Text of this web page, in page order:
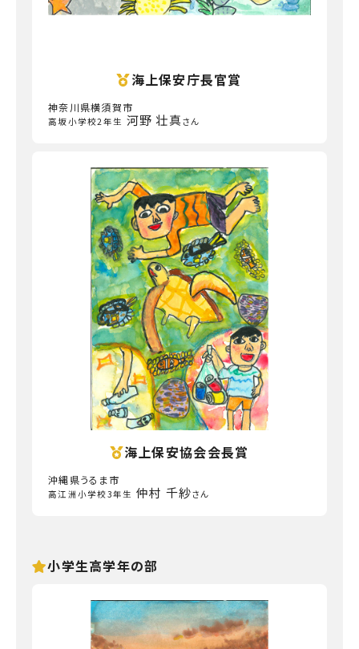
海上保安庁長官賞
神奈川県横須賀市
高坂小学校2年生 河野 壮真さん
海上保安協会会長賞
沖縄県うるま市
高江洲小学校3年生 仲村 千紗さん
小学生高学年の部